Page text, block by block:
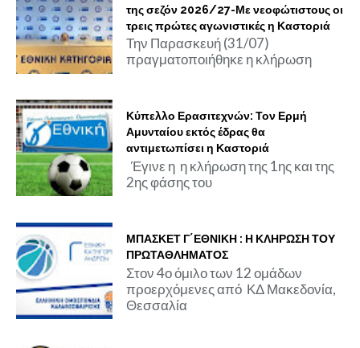
της σεζόν 2026/27-Με νεοφώτιστους οι
τρεις πρώτες αγωνιστικές η Καστοριά
Την Παρασκευή (31/07)
πραγματοποιήθηκε η κλήρωση
Κύπελλο Ερασιτεχνών: Τον Ερμή
Αμυνταίου εκτός έδρας θα
αντιμετωπίσει η Καστοριά
Έγινε η η κλήρωση της 1ης και της
2ης φάσης του
ΜΠΑΣΚΕΤ Γ΄ΕΘΝΙΚΗ : Η ΚΛΗΡΩΣΗ ΤΟΥ
ΠΡΩΤΑΘΛΗΜΑΤΟΣ
Στον 4ο όμιλο των 12 ομάδων
προερχόμενες από ΚΔ Μακεδονία,
Θεσσαλία